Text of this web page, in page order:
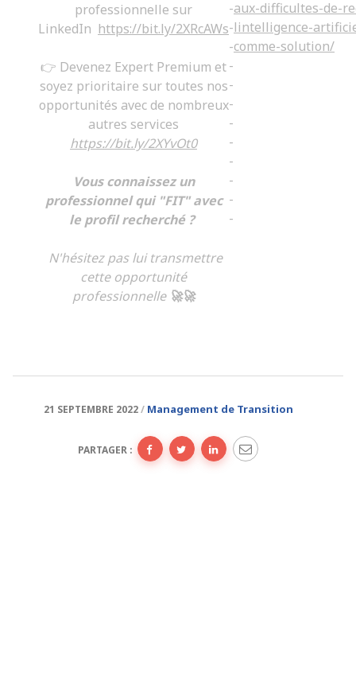
professionnelle sur
LinkedIn https://bit.ly/2XRcAWs
👉 Devenez Expert Premium et
soyez prioritaire sur toutes nos
opportunités avec de nombreux
autres services
https://bit.ly/2XYvOt0
Vous connaissez un
professionnel qui "FIT" avec
le profil recherché ?
N'hésitez pas lui transmettre
cette opportunité
professionnelle 🚀🚀
-
-
-
-
-
-
-
-
-
-
-
-
aux-difficultes-de-
lintelligence-
comme-solution/
21 SEPTEMBRE 2022 Management de Transition
PARTAGER :